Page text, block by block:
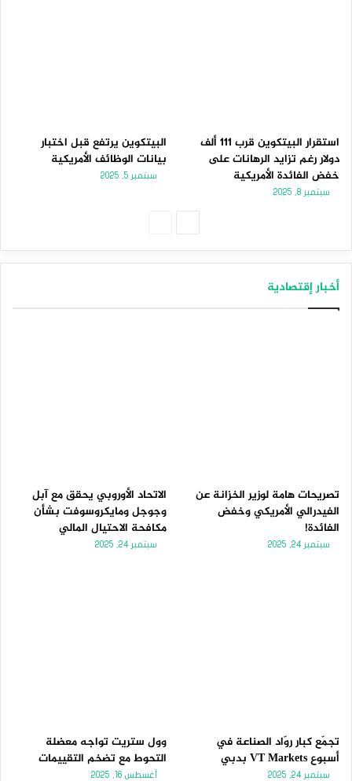
استقرار البيتكوين قرب 111 ألف
دولار رغم تزايد الرهانات على
خفض الفائدة الأمريكية
سبتمبر 8, 2025
البيتكوين يرتفع قبل اختبار
بيانات الوظائف الأمريكية
سبتمبر 5, 2025
أخبار إقتصادية
تصريحات هامة لوزير الخزانة عن
الفيدرالي الأمريكي وخفض
الفائدة!
سبتمبر 24, 2025
الاتحاد الأوروبي يحقق مع آبل
وجوجل ومايكروسوفت بشأن
مكافحة الاحتيال المالي
سبتمبر 24, 2025
تجمّع كبار روّاد الصناعة في
أسبوع VT Markets بدبي
سبتمبر 24, 2025
وول ستريت تواجه معضلة
التحوط مع تضخم التقييمات
أغسطس 16, 2025